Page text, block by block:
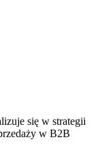
się w strategii
w B2B